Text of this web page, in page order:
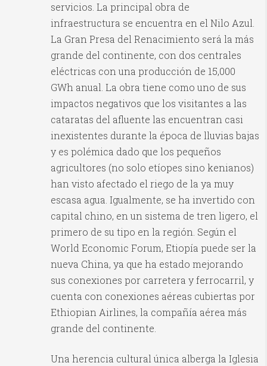
servicios. La principal obra de
infraestructura se encuentra en el Nilo Azul.
La Gran Presa del Renacimiento será la más
grande del continente, con dos centrales
eléctricas con una producción de 15,000
GWh anual. La obra tiene como uno de sus
impactos negativos que los visitantes a las
cataratas del afluente las encuentran casi
inexistentes durante la época de lluvias bajas
y es polémica dado que los pequeños
agricultores (no solo etíopes sino kenianos)
han visto afectado el riego de la ya muy
escasa agua. Igualmente, se ha invertido con
capital chino, en un sistema de tren ligero, el
primero de su tipo en la región. Según el
World Economic Forum, Etiopía puede ser la
nueva China, ya que ha estado mejorando
sus conexiones por carretera y ferrocarril, y
cuenta con conexiones aéreas cubiertas por
Ethiopian Airlines, la compañía aérea más
grande del continente.
Una herencia cultural única alberga la Iglesia